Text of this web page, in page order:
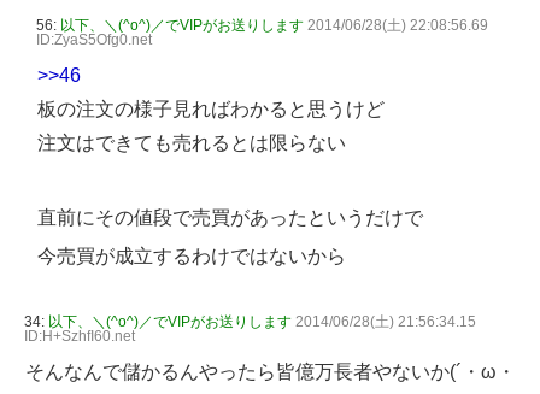
56: 以下、＼(^o^)／でVIPがお送りします 2014/06/28(土) 22:08:56.69
ID:ZyaS5Ofg0.net
>>46
板の注文の様子見ればわかると思うけど
注文はできても売れるとは限らない
直前にその値段で売買があったというだけで
今売買が成立するわけではないから
34: 以下、＼(^o^)／でVIPがお送りします 2014/06/28(土) 21:56:34.15
ID:H+SzhfI60.net
そんなんで儲かるんやったら皆億万長者やないか(´・ω・